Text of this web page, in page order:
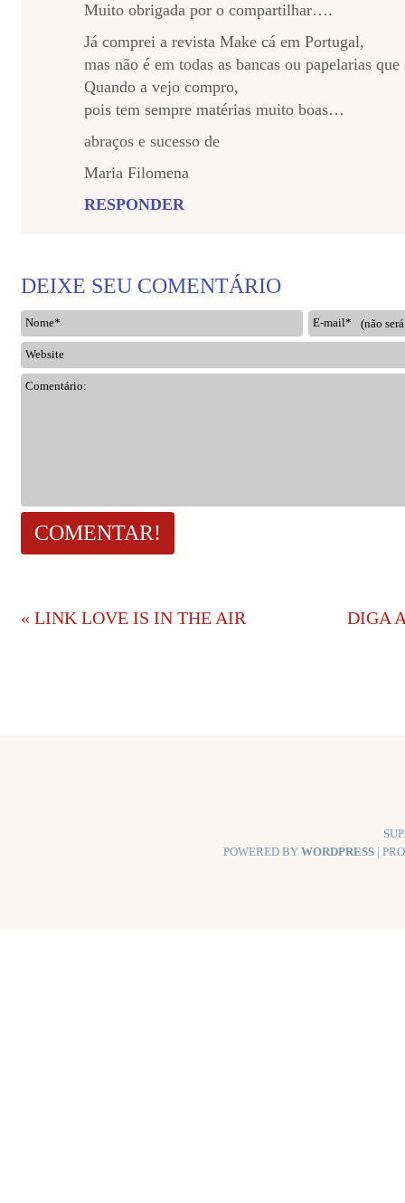
Muito obrigada por o compartilhar….
Já comprei a revista Make cá em Portugal,
mas não é em todas as bancas ou papelarias
Quando a vejo compro,
pois tem sempre matérias muito boas…
abraços e sucesso de
Maria Filomena
RESPONDER
DEIXE SEU COMENTÁRIO
Nome* E-mail*
Website
Comentário:
« LINK LOVE IS IN THE AIR DIGA
POWERED BYWORDPRESS |